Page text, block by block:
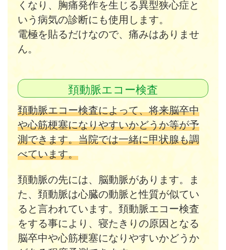
くなり、胸痛発作を生じる異型狭心症と
いう病気の診断にも使用します。
電極を貼るだけなので、痛みはありませ
ん。
頚動脈エコー検査
頚動脈エコー検査によって、将来脳卒中
や心筋梗塞になりやすいかどうか等が予
測できます。当院では一緒に甲状腺も調
べています。
頚動脈の先には、脳動脈があります。ま
た、頚動脈は心臓の動脈と性質が似てい
ると言われています。頚動脈エコー検査
をする事により、寝たきりの原因となる
脳卒中や心筋梗塞になりやすいかどうか